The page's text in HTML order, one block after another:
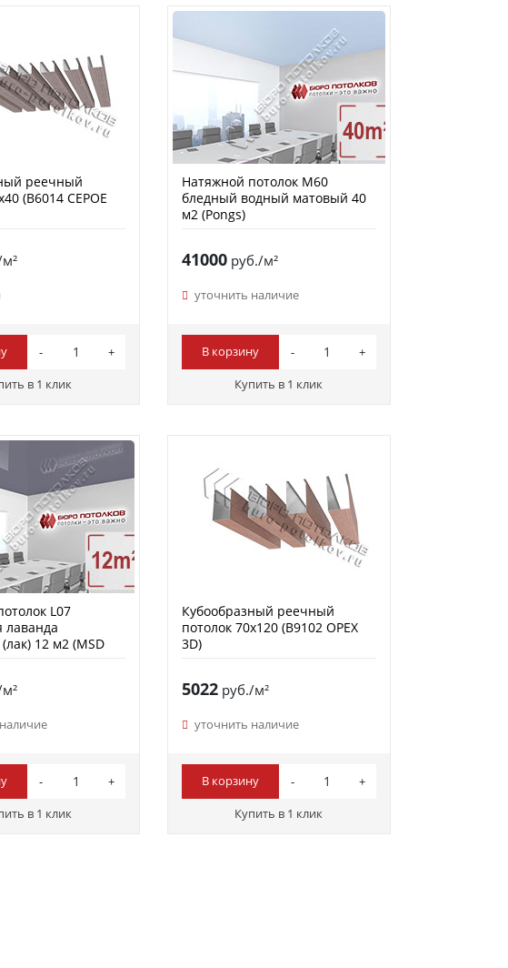
реечный
(B6014 СЕРОЕ
в 1 клик
Натяжной потолок M60
бледный водный матовый 40
м2 (Pongs)
41000руб./м²
уточнить наличие
В корзину
Купить в 1 клик
L07
12 м2 (MSD
в 1 клик
Кубообразный реечный
потолок 70х120 (B9102 ОРЕХ
3D)
5022руб./м²
уточнить наличие
В корзину
Купить в 1 клик